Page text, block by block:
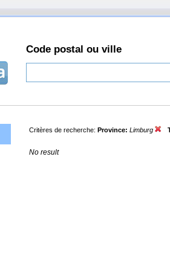
Code postal ou ville
Critères de recherche: Province: Limburg
No result